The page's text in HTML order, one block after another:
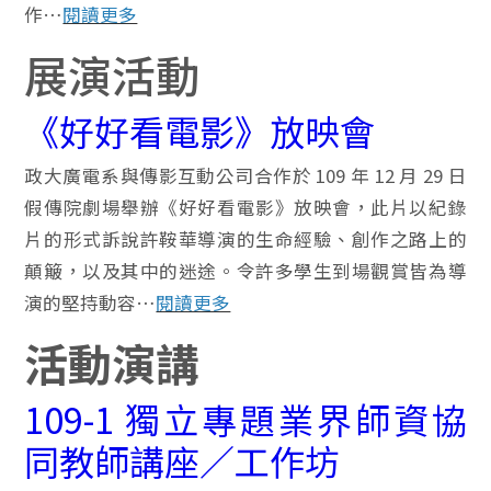
作…閱讀更多
展演活動
《好好看電影》放映會
政大廣電系與傳影互動公司合作於 109 年 12 月 29 日
假傳院劇場舉辦《好好看電影》放映會，此片以紀錄
片的形式訴說許鞍華導演的生命經驗、創作之路上的
顛簸，以及其中的迷途。令許多學生到場觀賞皆為導
演的堅持動容…閱讀更多
活動演講
109-1 獨立專題業界師資協
同教師講座／工作坊